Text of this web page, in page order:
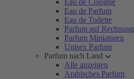
Eau de Cologne
Eau de Parfum
Eau de Toilette
Parfum auf Rechnung
Parfum Miniaturen
Unisex Parfum
Parfum nach Land
Alle anzeigen
Arabisches Parfum